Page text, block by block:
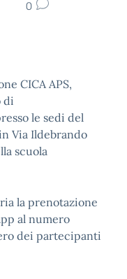
0
CICA APS,
di
le sedi del
Via Ildebrando
scuola
la prenotazione
al numero
dei partecipanti